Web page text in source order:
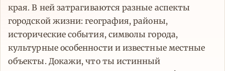
края. В ней затрагиваются разные аспекты
городской жизни: география, районы,
исторические события, символы города,
культурные особенности и известные местные
объекты. Докажи, что ты истинный